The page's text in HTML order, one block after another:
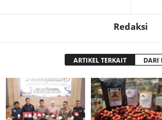
Redaksi
ARTIKEL TERKAIT DARI